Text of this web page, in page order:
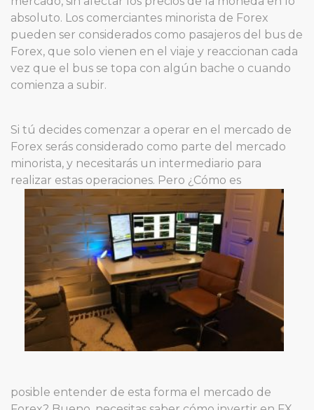
absoluto. Los comerciantes minorista de Forex
pueden ser considerados como pasajeros del bus de
Forex, que solo vienen en el viaje y reaccionan cada
vez que el bus se topa con algún bache o cuando
comienza a subir.
Si tú decides comenzar a operar en el mercado de
Forex serás considerado como parte del mercado
minorista, y necesitarás un intermediario para
realizar estas operaciones. Pero ¿Cómo es
posible entender de esta forma el mercado de